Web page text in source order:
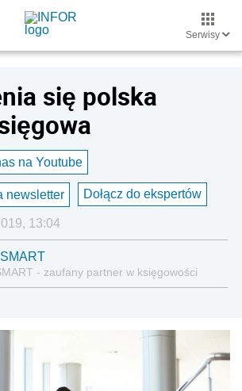
Serwisy
się polska
na Youtube
newsletter Dołącz do ekspertów
13:04
- zaufany partner w księgowości